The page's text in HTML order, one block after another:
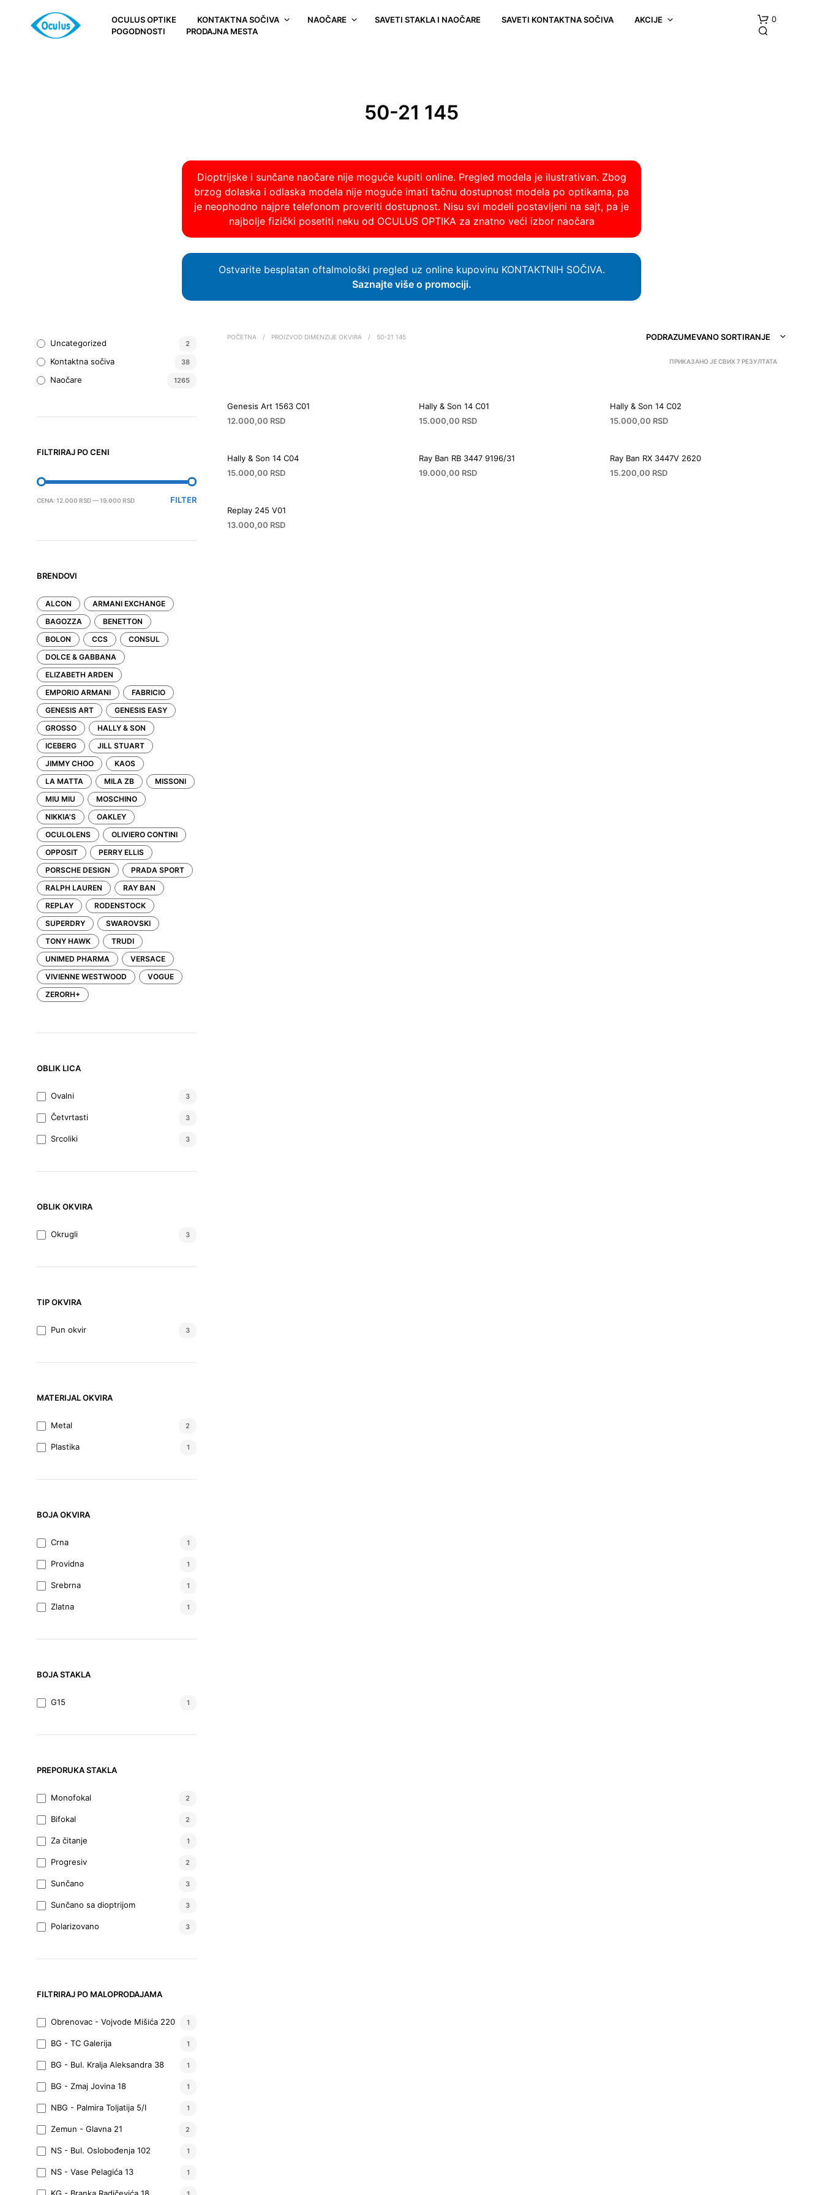
OCULUS OPTIKE KONTAKTNA SOČIVA NAOČARE SAVETI STAKLA I NAOČARE SAVETI KONTAKTNA SOČIVA
AKCIJE
POGODNOSTI
PRODAJNA MESTA
0
50-21 145
Dioptrijske i sunčane naočare nije moguće kupiti online. Pregled modela je ilustrativan. Zbog
brzog dolaska i odlaska modela nije moguće imati tačnu dostupnost modela po optikama, pa
je neophodno najpre telefonom proveriti dostupnost. Nisu svi modeli postavljeni na sajt, pa je
najbolje fizički posetiti neku od OCULUS OPTIKA za znatno veći izbor naočara
Ostvarite besplatan oftalmološki pregled uz online kupovinu KONTAKTNIH SOČIVA.
Saznajte više o promociji.
Uncategorized 2
Kontaktna sočiva 38
Naočare 1265
FILTRIRAJ PO CENI
MINIMALNA
MAKSIMALNA
FILTER
CENA: 12.000 RSD—19.000 RSD
BRENDOVI
ALCON
ARMANI EXCHANGE
BAGOZZA
BENETTON
BOLON
CCS
CONSUL
DOLCE & GABBANA
ELIZABETH ARDEN
EMPORIO ARMANI
FABRICIO
GENESIS ART
GENESIS EASY
GROSSO
HALLY & SON
ICEBERG
JILL STUART
JIMMY CHOO
KAOS
LA MATTA
MILA ZB
MISSONI
MIU MIU
MOSCHINO
NIKKIA'S
OAKLEY
OCULOLENS
OLIVIERO CONTINI
OPPOSIT
PERRY ELLIS
PORSCHE DESIGN
PRADA SPORT
RALPH LAUREN
RAY BAN
REPLAY
RODENSTOCK
SUPERDRY
SWAROVSKI
TONY HAWK
TRUDI
UNIMED PHARMA
VERSACE
VIVIENNE WESTWOOD
VOGUE
ZERORH+
OBLIK LICA
Ovalni 3
Četvrtasti 3
Srcoliki 3
OBLIK OKVIRA
Okrugli 3
TIP OKVIRA
Pun okvir 3
MATERIJAL OKVIRA
Metal 2
Plastika 1
BOJA OKVIRA
Crna 1
Providna 1
Srebrna 1
Zlatna 1
BOJA STAKLA
G15 1
PREPORUKA STAKLA
Monofokal 2
Bifokal 2
Za čitanje 1
Progresiv 2
Sunčano 3
Sunčano sa dioptrijom 3
Polarizovano 3
FILTRIRAJ PO MALOPRODAJAMA
Obrenovac - Vojvode Mišića 220 1
BG - TC Galerija 1
BG - Bul. Kralja Aleksandra 38 1
BG - Zmaj Jovina 18 1
NBG - Palmira Toljatija 5/I 1
Zemun - Glavna 21 2
NS - Bul. Oslobođenja 102 1
NS - Vase Pelagića 13 1
KG - Branka Radičevića 18
POČETNA / PROIZVOD DIMENZIJE OKVIRA / 50-21 145 PODRAZUMEVANO SORTIRANJE
ПРИКАЗАНО ЈЕ СВИХ 7 РЕЗУЛТАТА
Genesis Art 1563 C01
12.000,00 RSD
Hally & Son 14 C01
15.000,00 RSD
Hally & Son 14 C02
15.000,00 RSD
Hally & Son 14 C04
15.000,00 RSD
Ray Ban RB 3447 9196/31
19.000,00 RSD
Ray Ban RX 3447V 2620
15.200,00 RSD
Replay 245 V01
13.000,00 RSD